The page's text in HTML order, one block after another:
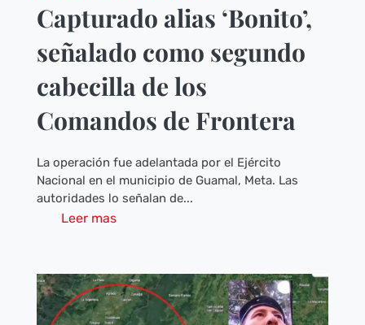
Capturado alias ‘Bonito’,
señalado como segundo
cabecilla de los
Comandos de Frontera
La operación fue adelantada por el Ejército
Nacional en el municipio de Guamal, Meta. Las
autoridades lo señalan de...
Leer mas